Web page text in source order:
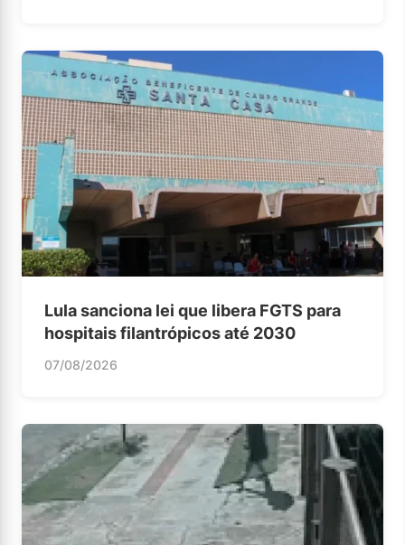
Lula sanciona lei que libera FGTS para
hospitais filantrópicos até 2030
07/08/2026